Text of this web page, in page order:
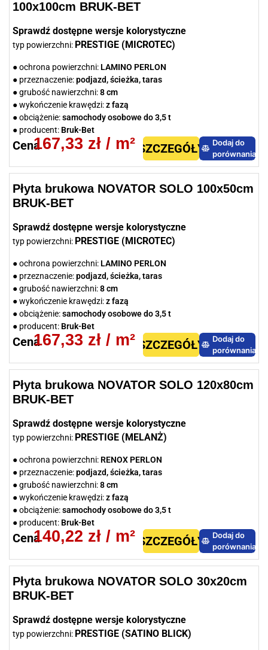
Często obok klasycznej kostki brukowej można zauważyć płyty
Lubiący klasyczne, eleganckie rozwiązania zwrócą uwagę na kostki
naturalne. Poza walorami wytrzymałościowymi, swoim wyglądem
idealnie wkomponują się zarówno w zabytkowej, jak i nowoczesnej
stylizacji.
Dla ceniących prostotę wykonania i praktyczność proponujemy płyty
ekologiczne, szerzej znane jak ażury lub płyty ażurowe. Ich znakiem
rozpoznawczym są otwory pozwalające odprowadzać wodę do
gruntu.
Dla nadania stabilności chodnikom, podjazdom i parkingom
nieocenionymi są krawężniki i obrzegowania, które pomogą wspierać
100x100cm BRUK-BET
Sprawdź dostępne wersje kolorystyczne
typ powierzchni: PRESTIGE (MICROTEC)
● ochrona powierzchni: LAMINO PERLON
● przeznaczenie:podjazd, ścieżka, taras
● grubość nawierzchni:8 cm
● wykończenie krawędzi:z fazą
● obciążenie:samochody osobowe do 3,5 t
● producent: Bruk-Bet
Cena167,33 zł / m² SZCZEGÓŁY
Dodaj do
porównania
Płyta brukowa NOVATOR SOLO 100x50cm
BRUK-BET
Sprawdź dostępne wersje kolorystyczne
typ powierzchni: PRESTIGE (MICROTEC)
● ochrona powierzchni: LAMINO PERLON
● przeznaczenie:podjazd, ścieżka, taras
● grubość nawierzchni:8 cm
● wykończenie krawędzi:z fazą
● obciążenie:samochody osobowe do 3,5 t
● producent: Bruk-Bet
Cena167,33 zł / m² SZCZEGÓŁY
Dodaj do
porównania
Płyta brukowa NOVATOR SOLO 120x80cm
BRUK-BET
Sprawdź dostępne wersje kolorystyczne
typ powierzchni: PRESTIGE (MELANŻ)
● ochrona powierzchni: RENOX PERLON
● przeznaczenie:podjazd, ścieżka, taras
● grubość nawierzchni:8 cm
● wykończenie krawędzi:z fazą
● obciążenie:samochody osobowe do 3,5 t
● producent: Bruk-Bet
Cena140,22 zł / m² SZCZEGÓŁY
Dodaj do
porównania
Płyta brukowa NOVATOR SOLO 30x20cm
BRUK-BET
Sprawdź dostępne wersje kolorystyczne
typ powierzchni: PRESTIGE (SATINO BLICK)